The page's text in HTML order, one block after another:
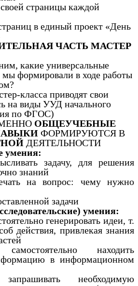
страницы каждой
в единый проект «День
ЧАСТЬ МАСТЕР
какие универсальные
мы формировали в ходе работы
класса приводят свои
на виды УУД начального
по ФГОС)
ОБЩЕУЧЕБНЫЕ
ФОРМИРУЮТСЯ В
ДЕЯТЕЛЬНОСТИ
умения:
задачу, для решения
знаний
на вопрос: чему нужно
задачи
умения:
генерировать идеи, т.
действия, привлекая знания
находить
в информационном
необходимую